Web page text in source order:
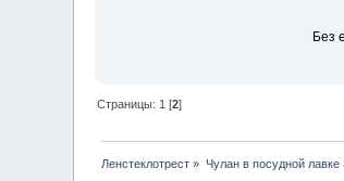
Без
Страницы: 1 [2]
Ленстеклотрест » Чулан в посудной лавке